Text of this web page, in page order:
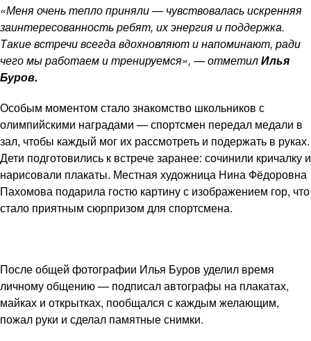
«Меня очень тепло приняли — чувствовалась искренняя
заинтересованность ребят, их энергия и поддержка.
Такие встречи всегда вдохновляют и напоминают, ради
чего мы работаем и тренируемся», — отметилИлья
Буров.
Особым моментом стало знакомство школьников с
олимпийскими наградами — спортсмен передал медали в
зал, чтобы каждый мог их рассмотреть и подержать в руках.
Дети подготовились к встрече заранее: сочинили кричалку и
нарисовали плакаты. Местная художница Нина Фёдоровна
Пахомова подарила гостю картину с изображением гор, что
стало приятным сюрпризом для спортсмена.
После общей фотографии Илья Буров уделил время
личному общению — подписал автографы на плакатах,
майках и открытках, пообщался с каждым желающим,
пожал руки и сделал памятные снимки.